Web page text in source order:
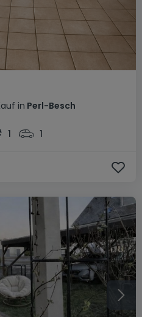
in Perl-Besch
1 1